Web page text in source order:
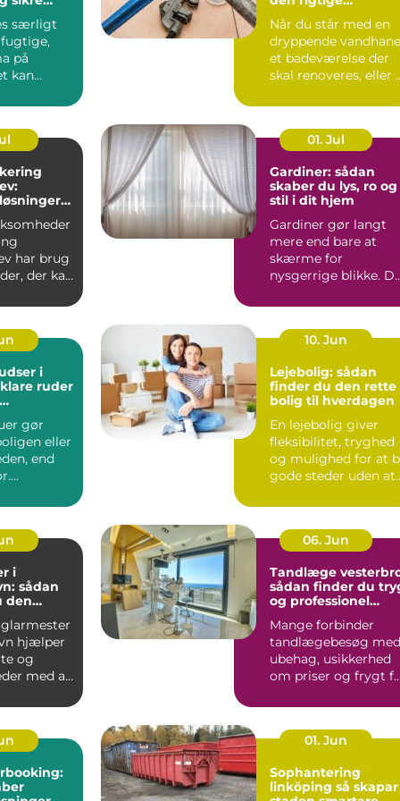
særligt
på
kan
Når du står med en
dryppende
et badeværelse der
skal renoveres, eller
har brug
der kan
01. Jul
Gardiner: sådan
skaber du lys, ro og
stil i dit hjem
Gardiner gør langt
mere end bare at
skærme for
nysgerrige blikke.
i
ruder
gør
eller
end
10. Jun
Lejebolig: sådan
finder du den rette
bolig til hverdagen
En lejebolig giver
fleksibilitet, tryghed
og mulighed for at
gode steder uden at
i
sådan
den
hjælper
og
med alt
06. Jun
Tandlæge
sådan finder du
og professionel
Mange forbinder
tandlægebesøg med
ubehag, usikkerhed
om priser og frygt for
spill...
01. Jun
Sophantering
linköping så skapar